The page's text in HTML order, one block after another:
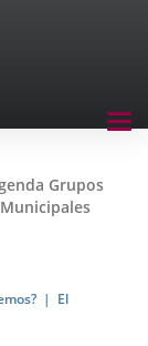
Grupos
Municipales
El